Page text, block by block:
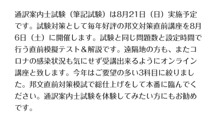
通訳案内士試験（筆記試験）は8月21日（日）実施予定
です。試験対策として毎年好評の邦文対策直前講座を8月
6日（土）に開催します。試験と同じ問題数と設定時間で
行う直前模擬テスト＆解説です。遠隔地の方も、またコ
ロナの感染状況も気にせず受講出来るようにオンライン
講座と致します。今年はご要望の多い3科目に絞りまし
た。邦文直前対策模試で総仕上げをして本番に臨んでく
ださい。通訳案内士試験を体験してみたい方にもお勧め
です。